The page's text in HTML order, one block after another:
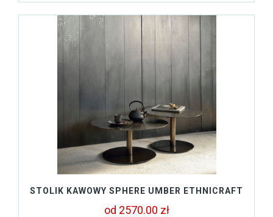
STOLIK KAWOWY SPHERE UMBER ETHNICRAFT
od 2570.00 zł